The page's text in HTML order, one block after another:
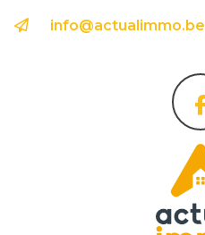
info@actualimmo.be